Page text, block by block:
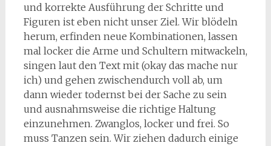
und korrekte Ausführung der Schritte und
Figuren ist eben nicht unser Ziel. Wir blödeln
herum, erfinden neue Kombinationen, lassen
mal locker die Arme und Schultern mitwackeln,
singen laut den Text mit (okay das mache nur
ich) und gehen zwischendurch voll ab, um
dann wieder todernst bei der Sache zu sein
und ausnahmsweise die richtige Haltung
einzunehmen. Zwanglos, locker und frei. So
muss Tanzen sein. Wir ziehen dadurch einige